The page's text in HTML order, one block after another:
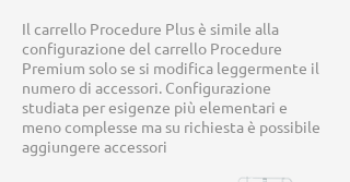
Il carrello Procedure Plus è simile alla
configurazione del carrello Procedure
Premium solo se si modifica leggermente il
numero di accessori. Configurazione
studiata per esigenze più elementari e
meno complesse ma su richiesta è possibile
aggiungere accessori